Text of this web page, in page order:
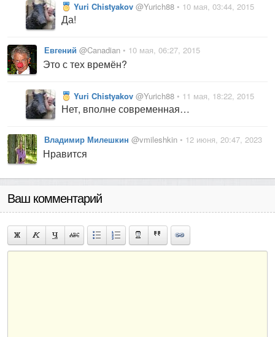
Yuri Chistyakov @Yurich88 • 10 мая, 03:44, 2015
Да!
Евгений @Canadian • 10 мая, 06:27, 2015
Это с тех времён?
Yuri Chistyakov @Yurich88 • 11 мая, 18:22, 2015
Нет, вполне современная…
Владимир Милешкин @vmileshkin • 12 июня, 20:47, 2023
Нравится
Ваш комментарий